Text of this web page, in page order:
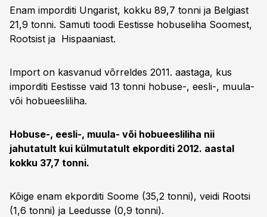
Enam imporditi Ungarist, kokku 89,7 tonni ja Belgiast
21,9 tonni. Samuti toodi Eestisse hobuseliha Soomest,
Rootsist ja Hispaaniast.
Import on kasvanud võrreldes 2011. aastaga, kus
imporditi Eestisse vaid 13 tonni hobuse-, eesli-, muula-
või hobueesliliha.
Hobuse-, eesli-, muula- või hobueesliliha nii
jahutatult kui külmutatult ekporditi 2012. aastal
kokku 37,7 tonni.
Kõige enam ekporditi Soome (35,2 tonni), veidi Rootsi
(1,6 tonni) ja Leedusse (0,9 tonni).